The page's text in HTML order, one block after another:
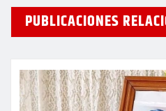
PUBLICACIONES